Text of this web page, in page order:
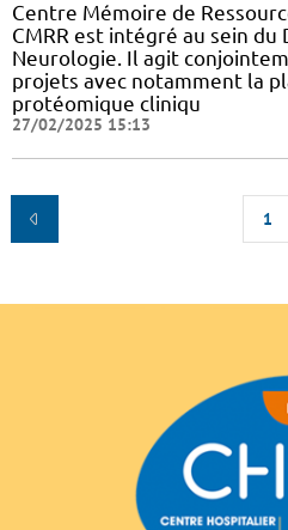
Centre Mémoire de
CMRR est intégré au sein
Neurologie. Il agit
projets avec notamment la
protéomique cliniqu
27/02/2025 15:13
1